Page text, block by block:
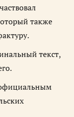
также
текст,